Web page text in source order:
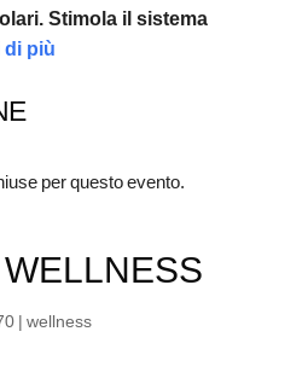
Stimola il sistema
di più
per questo evento.
|wellness